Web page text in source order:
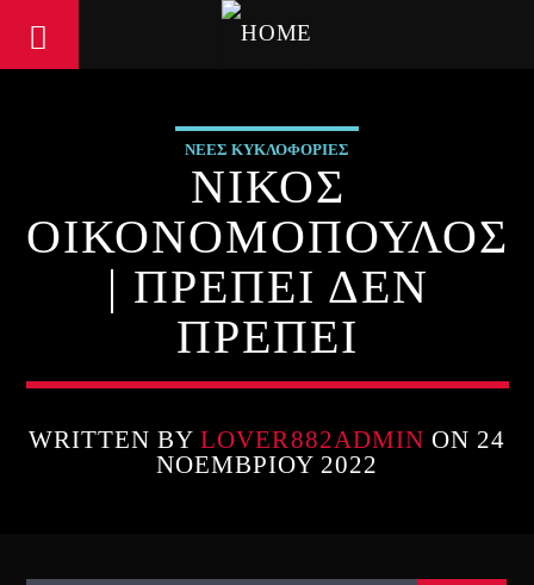
ΝΕΕΣ ΚΥΚΛΟΦΟΡΙΕΣ
ΝΙΚΟΣ
ΟΙΚΟΝΟΜΟΠΟΥΛΟΣ
| ΠΡΕΠΕΙ ΔΕΝ
ΠΡΕΠΕΙ
WRITTEN BYLOVER882ADMIN ON 24
ΝΟΕΜΒΡΊΟΥ 2022